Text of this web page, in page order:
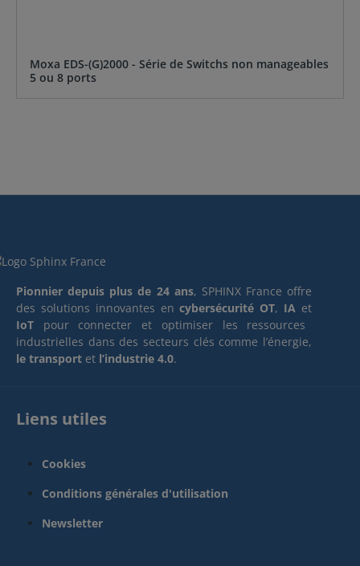
Moxa EDS-(G)2000 - Série de Switchs non manageables
5 ou 8 ports
Pionnier depuis plus de 24 ans, SPHINX France offre
des solutions innovantes encybersécurité OT, IA et
IoT pour connecter et optimiser les ressources
industrielles dans des secteurs clés comme l’énergie,
le transport et l’industrie 4.0.
Liens utiles
Cookies
Conditions générales d'utilisation
Newsletter